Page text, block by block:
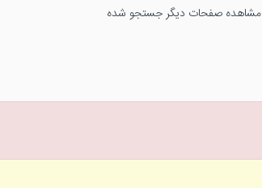
مشاهده صفحات دیگر جستجو شده